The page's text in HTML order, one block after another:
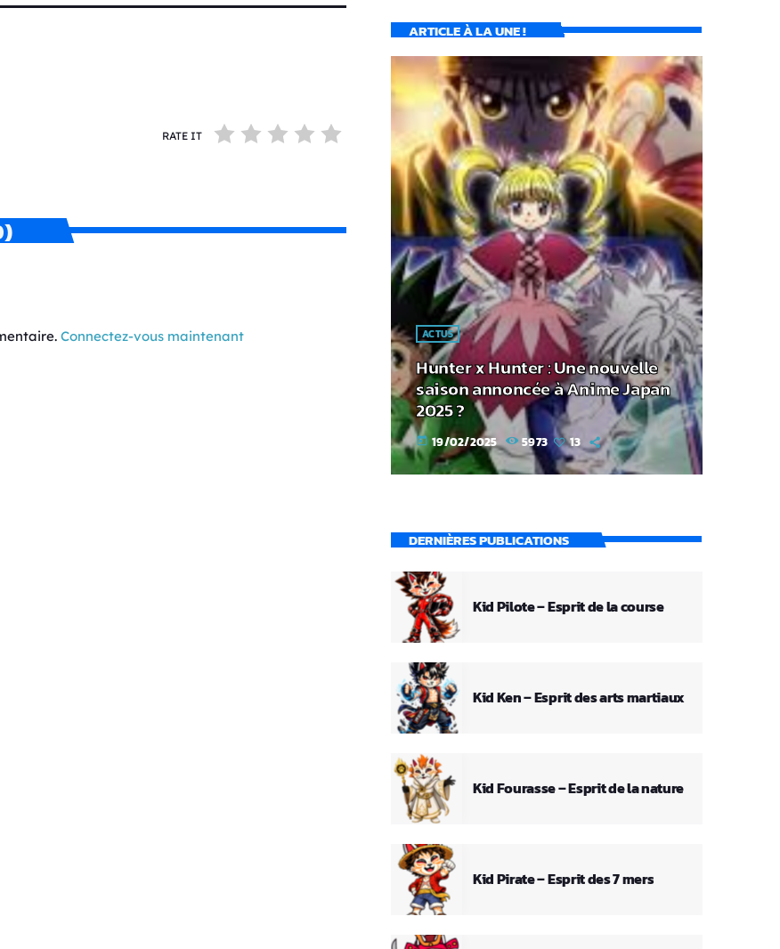
RATE IT
Connectez-vous maintenant
ARTICLE À LA UNE !
ACTUS
Hunter x Hunter : Une nouvelle
saison annoncée à Anime Japan
2025 ?
today 19/02/2025 5973 13
DERNIÈRES PUBLICATIONS
Kid Pilote – Esprit de la course
Kid Ken – Esprit des arts martiaux
Kid Fourasse – Esprit de la nature
Kid Pirate – Esprit des 7 mers